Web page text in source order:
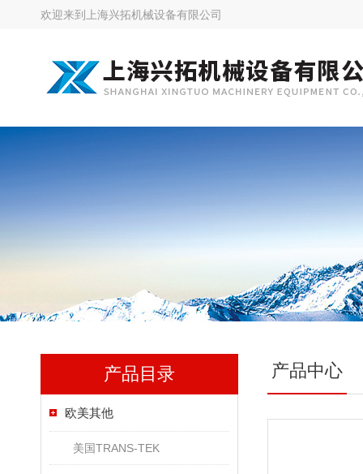
欢迎来到 上海兴拓机械设备有限公司
产品目录
欧美其他
美国TRANS-TEK
产品中心